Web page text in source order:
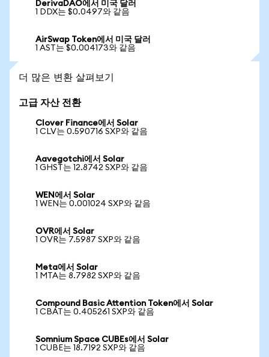
DerivaDAO에서 미국 달러
1 DDX는 $0.0497와 같음
AirSwap Token에서 미국 달러
1 AST는 $0.004173와 같음
더 많은 변환 살펴보기
고급 자산 전환
Clover Finance에서 Solar
1 CLV는 0.590716 SXP와 같음
Aavegotchi에서 Solar
1 GHST는 12.8742 SXP와 같음
WEN에서 Solar
1 WEN는 0.001024 SXP와 같음
OVR에서 Solar
1 OVR는 7.5987 SXP와 같음
Meta에서 Solar
1 MTA는 8.7982 SXP와 같음
Compound Basic Attention Token에서 Solar
1 CBAT는 0.405261 SXP와 같음
Somnium Space CUBEs에서 Solar
1 CUBE는 18.7192 SXP와 같음